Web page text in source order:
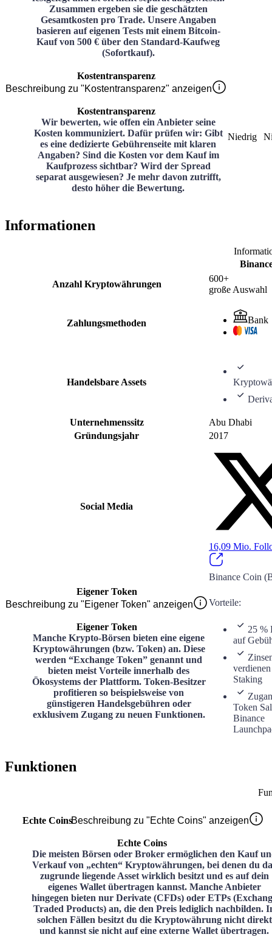
Zusammen ergeben sie die geschätzten
Gesamtkosten pro Trade. Unsere Angaben
basieren auf eigenen Tests mit einem Bitcoin-
Kauf von 500 € über den Standard-Kaufweg
(Sofortkauf).
Kostentransparenz
Beschreibung zu "Kostentransparenz" anzeigen
Kostentransparenz
Wir bewerten, wie offen ein Anbieter seine
Kosten kommuniziert. Dafür prüfen wir: Gibt
es eine dedizierte Gebührenseite mit klaren
Angaben? Sind die Kosten vor dem Kauf im
Kaufprozess sichtbar? Wird der Spread
separat ausgewiesen? Je mehr davon zutrifft,
desto höher die Bewertung.
Niedrig
Informationen
Anzahl Kryptowährungen
600+
große Auswahl
Zahlungsmethoden Bank
Handelsbare Assets
Unternehmenssitz
Abu Dhabi
Gründungsjahr
2017
Social Media
16,09 Mio.
Eigener Token
Beschreibung zu "Eigener Token" anzeigen
Eigener Token
Manche Krypto-Börsen bieten eine eigene
Kryptowährungen (bzw. Token) an. Diese
werden “Exchange Token” genannt und
bieten meist Vorteile innerhalb des
Ökosystems der Plattform. Token-Besitzer
profitieren so beispielsweise von
günstigeren Handelsgebühren oder
exklusivem Zugang zu neuen Funktionen.
Binance Coin
Vorteile:
25 %
auf
Staking
Token
Binance
Funktionen
Echte CoinsBeschreibung zu "Echte Coins" anzeigen
Echte Coins
Die meisten Börsen oder Broker ermöglichen den Kauf
Verkauf von „echten“ Kryptowährungen, bei denen du
zugrunde liegende Asset wirklich besitzt und es auf dein
eigenes Wallet übertragen kannst. Manche Anbieter
hingegen bieten nur Derivate (CFDs) oder ETPs
Traded Products) an, die den Preis lediglich nachbilden.
solchen Fällen besitzt du die Kryptowährung nicht direkt
und kannst sie nicht auf eine externe Wallet übertragen.